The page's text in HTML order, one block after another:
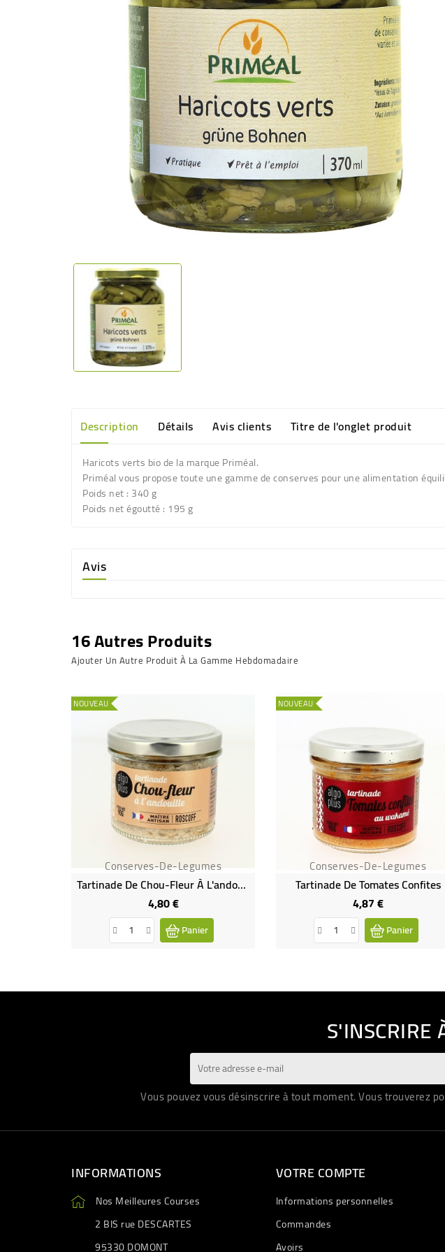
Description Détails Avis clients Titre de l'onglet produit
Haricots verts bio de la marque Priméal.
Priméal vous propose toute une gamme de conserves pour une alimentation
Poids net : 340 g
Poids net égoutté : 195 g
Avis
16 Autres Produits
Ajouter Un Autre Produit À La Gamme Hebdomadaire
NOUVEAU
Conserves-De-Legumes
Tartinade De Chou-Fleur À L'andouille
4,80 €Prix
Panier
NOUVEAU
Conserves-De-Legumes
Tartinade De Tomates Confites
4,87 €Prix
Panier
S'INSCRIRE
Vous pouvez vous désinscrire à tout moment. Vous trouverez
INFORMATIONS
Nos Meilleures Courses
2 BIS rue DESCARTES
95330 DOMONT
VOTRE COMPTE
Informations personnelles
Commandes
Avoirs